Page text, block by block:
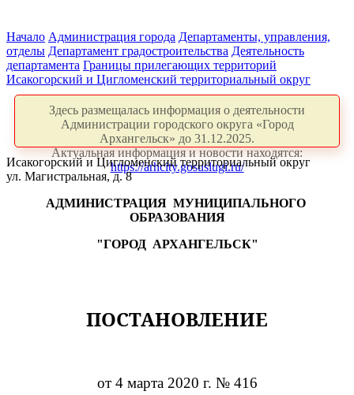
Начало Администрация города Департаменты, управления,
отделы Департамент градостроительства Деятельность
департамента Границы прилегающих территорий
Исакогорский и Цигломенский территориальный округ
Здесь размещалась информация о деятельности
Администрации городского округа «Город
Архангельск» до 31.12.2025.
Актуальная информация и новости находятся:
https://arhcity.gosuslugi.ru/
Исакогорский и Цигломенский территориальный округ
ул. Магистральная, д. 8
АДМИНИСТРАЦИЯ МУНИЦИПАЛЬНОГО
ОБРАЗОВАНИЯ
"ГОРОД АРХАНГЕЛЬСК"
ПОСТАНОВЛЕНИЕ
от 4 марта 2020 г. № 416